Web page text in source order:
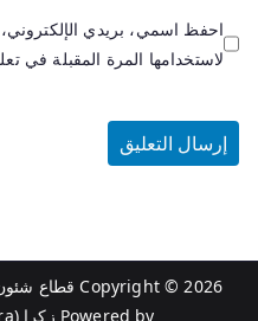
احفظ اسمي، بريدي
لاستخدامها المرة المقبلة في
Copyright © 2026 قطاع
Powered by زكرا (Zakra)